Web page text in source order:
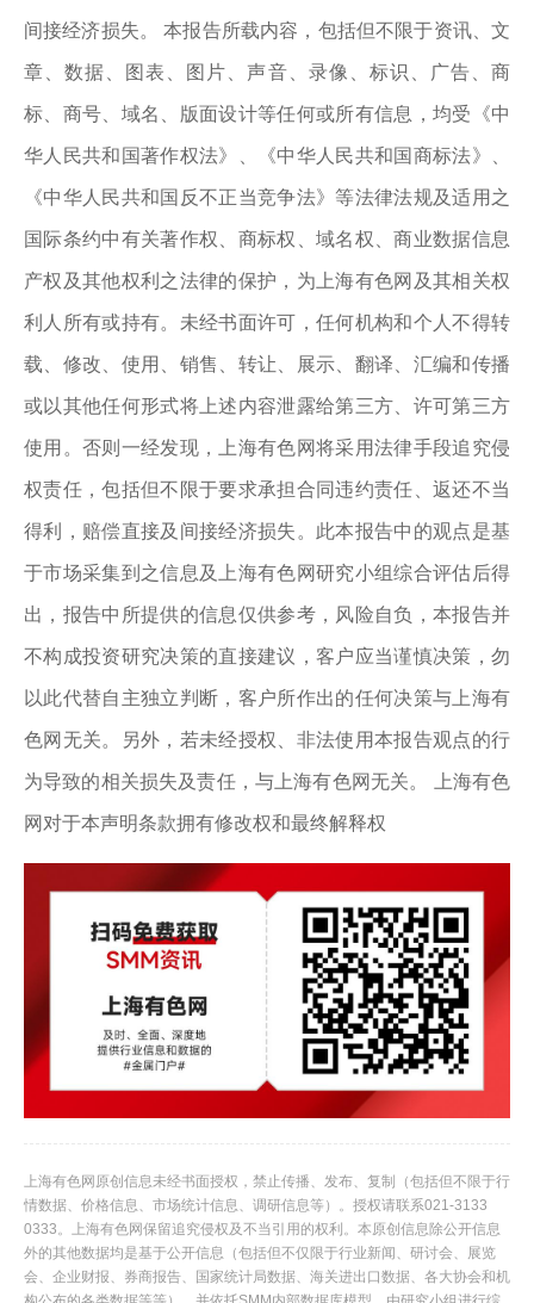
间接经济损失。 本报告所载内容，包括但不限于资讯、文
章、数据、图表、图片、声音、录像、标识、广告、商
标、商号、域名、版面设计等任何或所有信息，均受《中
华人民共和国著作权法》、《中华人民共和国商标法》、
《中华人民共和国反不正当竞争法》等法律法规及适用之
国际条约中有关著作权、商标权、域名权、商业数据信息
产权及其他权利之法律的保护，为上海有色网及其相关权
利人所有或持有。未经书面许可，任何机构和个人不得转
载、修改、使用、销售、转让、展示、翻译、汇编和传播
或以其他任何形式将上述内容泄露给第三方、许可第三方
使用。否则一经发现，上海有色网将采用法律手段追究侵
权责任，包括但不限于要求承担合同违约责任、返还不当
得利，赔偿直接及间接经济损失。此本报告中的观点是基
于市场采集到之信息及上海有色网研究小组综合评估后得
出，报告中所提供的信息仅供参考，风险自负，本报告并
不构成投资研究决策的直接建议，客户应当谨慎决策，勿
以此代替自主独立判断，客户所作出的任何决策与上海有
色网无关。另外，若未经授权、非法使用本报告观点的行
为导致的相关损失及责任，与上海有色网无关。 上海有色
网对于本声明条款拥有修改权和最终解释权
上海有色网原创信息未经书面授权，禁止传播、发布、复制（包括但不限于行
情数据、价格信息、市场统计信息、调研信息等）。授权请联系021-3133
0333。上海有色网保留追究侵权及不当引用的权利。本原创信息除公开信息
外的其他数据均是基于公开信息（包括但不仅限于行业新闻、研讨会、展览
会、企业财报、券商报告、国家统计局数据、海关进出口数据、各大协会和机